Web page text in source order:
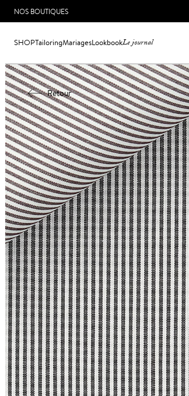
NOS BOUTIQUES
SHOPTailoringMariagesLookbookLe journal
Retour